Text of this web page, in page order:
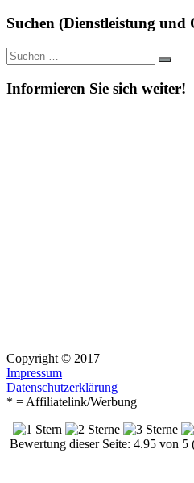
Suchen (Dienstleistung und
Suche
nach:
Suchen
Informieren Sie sich weiter!
Copyright © 2017
Impressum
Datenschutzerklärung
* = Affiliatelink/Werbung
Bewertung dieser Seite: 4.95 von 5